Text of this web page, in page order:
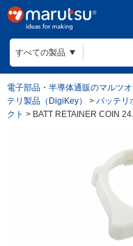
電子部品・半導体通販のマルツ
テリ製品（DigiKey）
> バッテリ
クト > BATT RETAINER COIN